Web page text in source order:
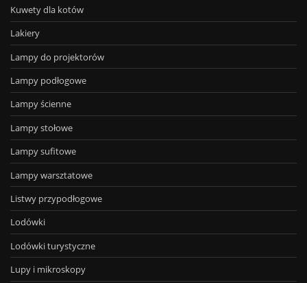
Kuwety dla kotów
Lakiery
Lampy do projektorów
Lampy podłogowe
Lampy ścienne
Lampy stołowe
Lampy sufitowe
Lampy warsztatowe
Listwy przypodłogowe
Lodówki
Lodówki turystyczne
Lupy i mikroskopy